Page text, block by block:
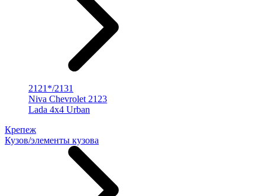
2121*/2131
Niva Chevrolet 2123
Lada 4x4 Urban
Крепеж
Кузов/элементы кузова